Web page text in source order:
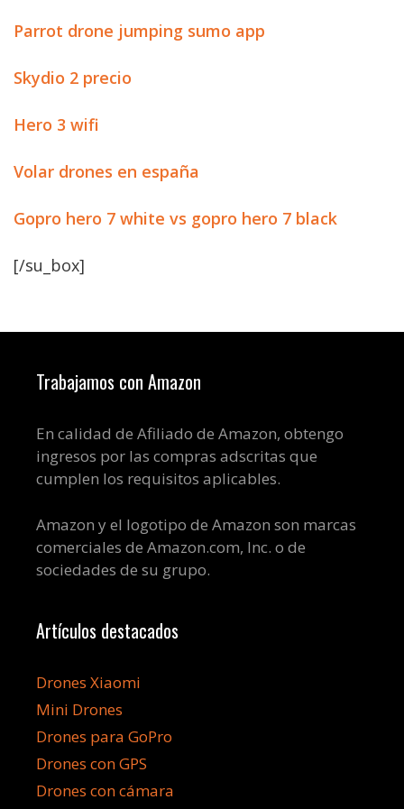
Parrot drone jumping sumo app
Skydio 2 precio
Hero 3 wifi
Volar drones en españa
Gopro hero 7 white vs gopro hero 7 black
[/su_box]
Trabajamos con Amazon
En calidad de Afiliado de Amazon, obtengo
ingresos por las compras adscritas que
cumplen los requisitos aplicables.
Amazon y el logotipo de Amazon son marcas
comerciales de Amazon.com, Inc. o de
sociedades de su grupo.
Artículos destacados
Drones Xiaomi
Mini Drones
Drones para GoPro
Drones con GPS
Drones con cámara